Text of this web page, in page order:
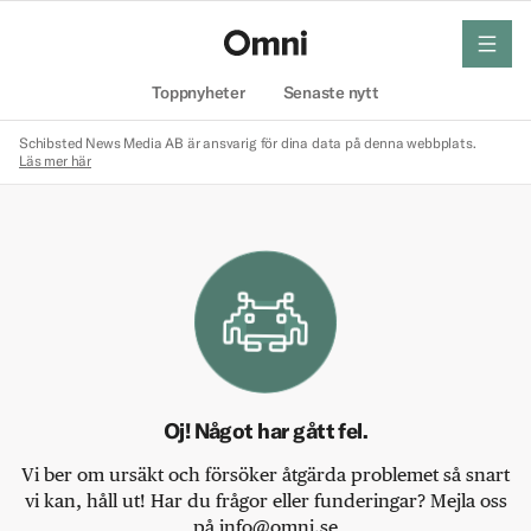
Toppnyheter Senaste nytt
meny
Schibsted News Media AB är ansvarig för dina data på denna webbplats.
Läs mer här
Oj! Något har gått fel.
Vi ber om ursäkt och försöker åtgärda problemet så snart
vi kan, håll ut! Har du frågor eller funderingar? Mejla oss